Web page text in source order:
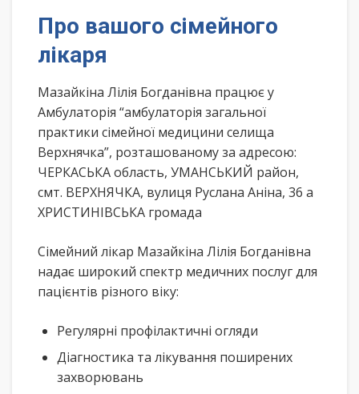
Про вашого сімейного
лікаря
Мазайкіна Лілія Богданівна працює у
Амбулаторія “амбулаторія загальної
практики сімейної медицини селища
Верхнячка”, розташованому за адресою:
ЧЕРКАСЬКА область, УМАНСЬКИЙ район,
смт. ВЕРХНЯЧКА, вулиця Руслана Аніна, 36 а
ХРИСТИНІВСЬКА громада
Сімейний лікар Мазайкіна Лілія Богданівна
надає широкий спектр медичних послуг для
пацієнтів різного віку:
Регулярні профілактичні огляди
Діагностика та лікування поширених
захворювань